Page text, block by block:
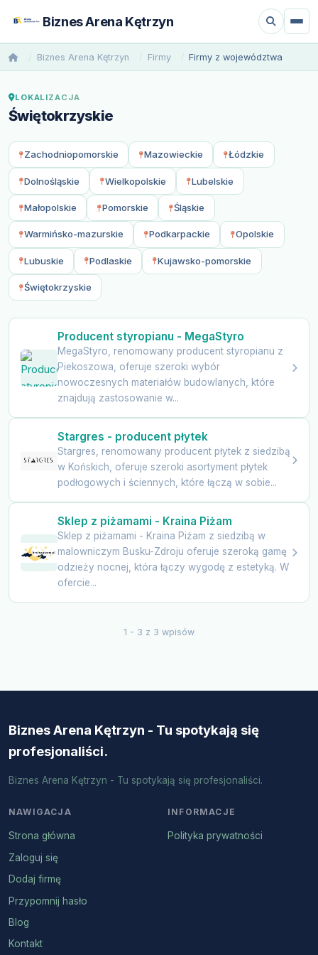
Biznes Arena Kętrzyn
Biznes Arena Kętrzyn Firmy Firmy z województwa
LOKALIZACJA
Świętokrzyskie
Zachodniopomorskie Mazowieckie Łódzkie
Dolnośląskie Wielkopolskie Lubelskie
Małopolskie Pomorskie Śląskie
Warmińsko-mazurskie Podkarpackie Opolskie
Lubuskie Podlaskie Kujawsko-pomorskie
Świętokrzyskie
Producent styropianu - MegaStyro
MegaStyro, renomowany producent styropianu z
Piekoszowa, oferuje szeroki wybór
nowoczesnych materiałów budowlanych, które
znajdują zastosowanie w...
Stargres - producent płytek
Stargres, renomowany producent płytek z siedzibą
w Końskich, oferuje szeroki asortyment płytek
podłogowych i ściennych, które łączą w sobie...
Sklep z piżamami - Kraina Piżam
Sklep z piżamami - Kraina Piżam z siedzibą w
malowniczym Busku-Zdroju oferuje szeroką gamę
odzieży nocnej, która łączy wygodę z estetyką. W
ofercie...
1 - 3 z 3 wpisów
Biznes Arena Kętrzyn - Tu spotykają się
profesjonaliści.
Biznes Arena Kętrzyn - Tu spotykają się profesjonaliści.
NAWIGACJA
Strona główna
Zaloguj się
Dodaj firmę
Przypomnij hasło
Blog
Kontakt
INFORMACJE
Polityka prywatności